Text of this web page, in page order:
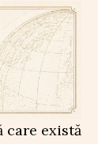
care există